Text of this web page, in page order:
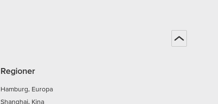
Regioner
Hamburg, Europa
Shanghai, Kina